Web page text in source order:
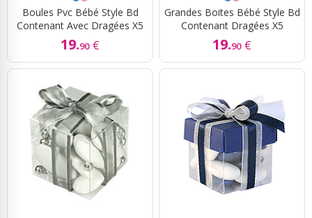
Boules Pvc Bébé Style Bd
Contenant Avec Dragées X5
19.90 €
Grandes Boites Bébé Style Bd
Contenant Dragées X5
19.90 €